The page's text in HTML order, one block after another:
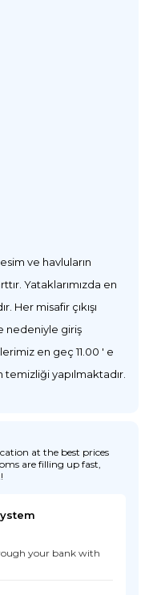
ve havluların
Yataklarımızda en
Her misafir çıkışı
nedeniyle giriş
en geç 11.00 ' e
temizliği yapılmaktadır.
at the best prices
are filling up fast,
your bank with